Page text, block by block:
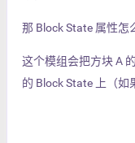
那 Block State 属性怎
这个模组会把方块 A
的 Block State 上（如